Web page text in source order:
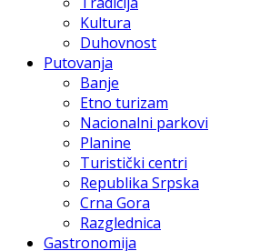
Kultura
Duhovnost
Putovanja
Banje
Etno turizam
Nacionalni parkovi
Planine
Turistički centri
Republika Srpska
Crna Gora
Razglednica
Gastronomija